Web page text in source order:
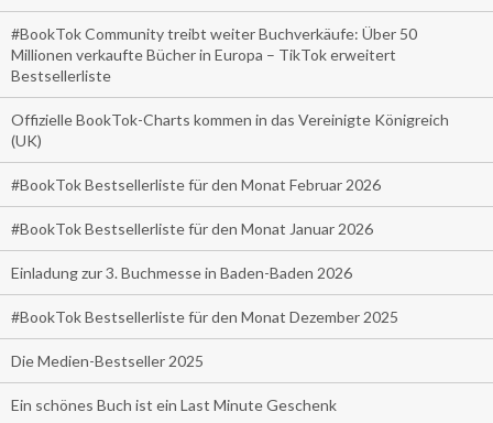
#BookTok Community treibt weiter Buchverkäufe: Über 50
Millionen verkaufte Bücher in Europa – TikTok erweitert
Bestsellerliste
Offizielle BookTok-Charts kommen in das Vereinigte Königreich
(UK)
#BookTok Bestsellerliste für den Monat Februar 2026
#BookTok Bestsellerliste für den Monat Januar 2026
Einladung zur 3. Buchmesse in Baden-Baden 2026
#BookTok Bestsellerliste für den Monat Dezember 2025
Die Medien-Bestseller 2025
Ein schönes Buch ist ein Last Minute Geschenk